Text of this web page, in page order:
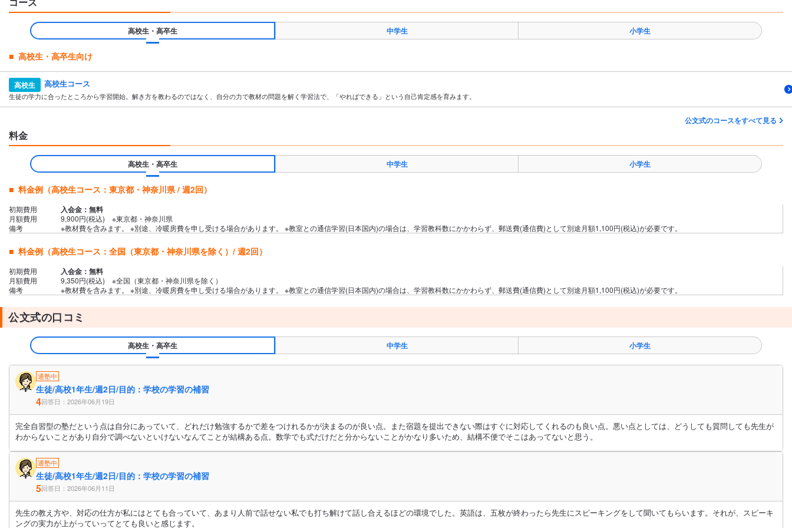
高校生・高卒生 中学生 小学生
高校生・高卒生向け
高校生 高校生コース
生徒の学力に合ったところから学習開始。解き方を教わるのではなく、自分の力で教材の問題を解く学習法で、「やればできる」という自己肯定感を育みます。
公文式のコースをすべて見る
料金
高校生・高卒生 中学生 小学生
料金例（高校生コース：東京都・神奈川県 / 週2回）
初期費用 入会金：無料
月額費用
9,900円(税込) ※東京都・神奈川県
備考
※教材費を含みます。 ※別途、冷暖房費を申し受ける場合があります。 ※教室との通信学習(日本国内)の場合は、学習教科数にかかわらず、郵送費(通信費)として別途月額1,100円(税込)が必要です。
料金例（高校生コース：全国（東京都・神奈川県を除く）/ 週2回）
初期費用 入会金：無料
月額費用
9,350円(税込) ※全国（東京都・神奈川県を除く）
備考
※教材費を含みます。 ※別途、冷暖房費を申し受ける場合があります。 ※教室との通信学習(日本国内)の場合は、学習教科数にかかわらず、郵送費(通信費)として別途月額1,100円(税込)が必要です。
公文式の口コミ
高校生・高卒生 中学生 小学生
通塾中
生徒/高校1年生/週2日/目的：学校の学習の補習
4回答日：2026年06月19日
完全自習型の塾だという点は自分にあっていて、どれだけ勉強するかで差をつけれるかが決まるのが良い点。また宿題を提出できない際はすぐに対応してくれるのも良い点。悪い点としては、どうしても質問しても先生が
わからないことがあり自分で調べないといけないなんてことが結構ある点。数学でも式だけだと分からないことがかなり多いため、結構不便でそこはあってないと思う。
通塾中
生徒/高校1年生/週2日/目的：学校の学習の補習
5回答日：2026年06月11日
先生の教え方や、対応の仕方が私にはとても合っていて、あまり人前で話せない私でも打ち解けて話し合えるほどの環境でした。英語は、五枚が終わったら先生にスピーキングをして聞いてもらいます。それが、スピーキ
ングの実力が上がっていってとても良いと感じます。